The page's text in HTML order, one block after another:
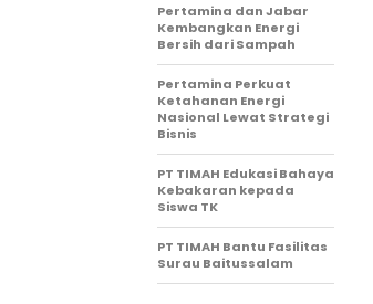
Pertamina dan Jabar
Kembangkan Energi
Bersih dari Sampah
Pertamina Perkuat
Ketahanan Energi
Nasional Lewat Strategi
Bisnis
PT TIMAH Edukasi Bahaya
Kebakaran kepada
Siswa TK
PT TIMAH Bantu Fasilitas
Surau Baitussalam